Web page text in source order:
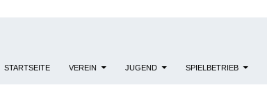
STARTSEITE VEREIN JUGEND SPIELBETRIEB